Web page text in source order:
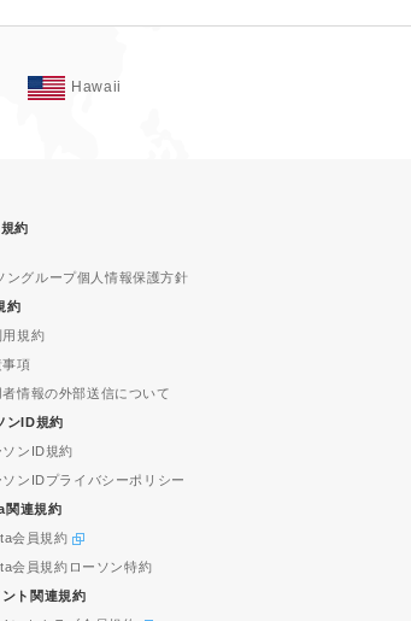
Hawaii
約
ングループ個人情報保護方針
約
規約
項
情報の外部送信について
ンID規約
ンID規約
ンIDプライバシーポリシー
関連規約
会員規約
会員規約ローソン特約
ト関連規約